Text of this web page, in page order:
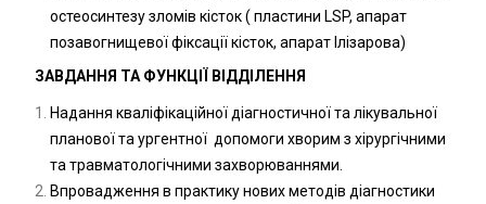
остеосинтезу зломів кісток ( пластини LSP, апарат
позавогнищевої фіксації кісток, апарат Ілізарова)
ЗАВДАННЯ ТА ФУНКЦІЇ ВІДДІЛЕННЯ
Надання кваліфікаційної діагностичної та лікувальної
планової та ургентної допомоги хворим з хірургічними
та травматологічними захворюваннями.
Впровадження в практику нових методів діагностики